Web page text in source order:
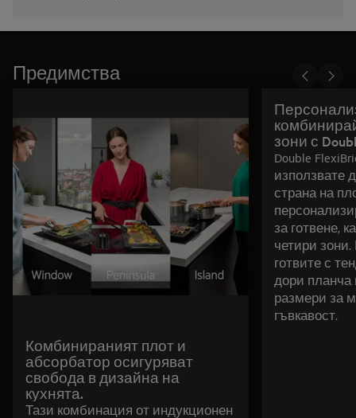
Предимства
Комбинираният плот и
абсорбатор осигуряват
свобода в дизайна на
кухнята.
Тази комбинация от индукционен
зони с
Double
използвате
страна на
за готвене,
четири
готвите с
дори планча
размери за
гъвкавост.